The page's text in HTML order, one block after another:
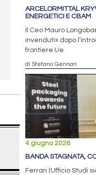
ARCELORMITTAL
ENERGETICI E CBAM
Il Ceo Mauro
invenduti» dopo
frontiere Ue
di Stefano Gennari
4 giugno 2026
BANDA STAGNATA,
Ferrari (Ufficio Studi